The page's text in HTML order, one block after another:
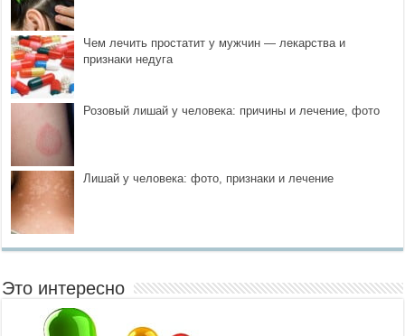
Чем лечить простатит у мужчин — лекарства и
признаки недуга
Розовый лишай у человека: причины и лечение, фото
Лишай у человека: фото, признаки и лечение
Это интересно